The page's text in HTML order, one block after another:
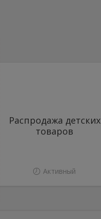
Распродажа детских
товаров
Активный